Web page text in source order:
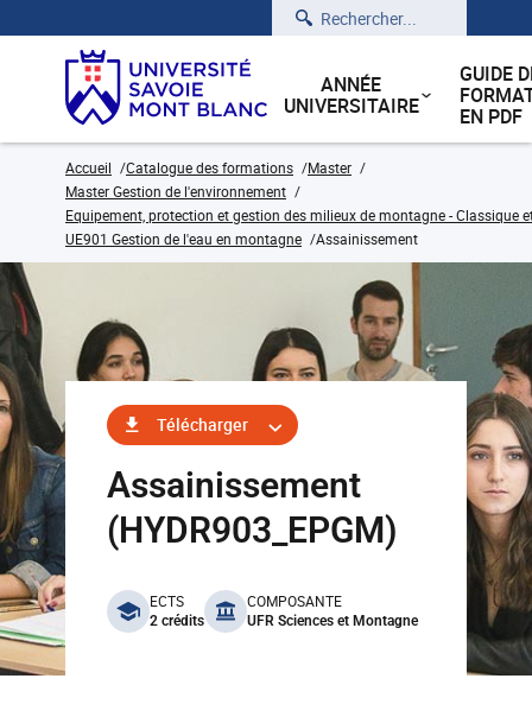
Rechercher
ANNÉE
UNIVERSITAIRE
GUIDE
EN PDF
Accueil Catalogue des formations
Master
Master Gestion de l'environnement
Equipement, protection et gestion des milieux de montagne - Classique
UE901 Gestion de l'eau en montagne
Assainissement
Télécharger
Assainissement
(HYDR903_EPGM)
benefits
ECTS
2 crédits
COMPOSANTE
UFR Sciences et Montagne